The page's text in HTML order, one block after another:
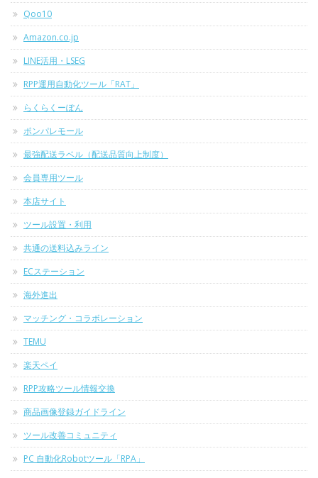
Qoo10
Amazon.co.jp
LINE活用・LSEG
RPP運用自動化ツール「RAT」
らくらくーぽん
ポンパレモール
最強配送ラベル（配送品質向上制度）
会員専用ツール
本店サイト
ツール設置・利用
共通の送料込みライン
ECステーション
海外進出
マッチング・コラボレーション
TEMU
楽天ペイ
RPP攻略ツール情報交換
商品画像登録ガイドライン
ツール改善コミュニティ
PC 自動化Robotツール「RPA」